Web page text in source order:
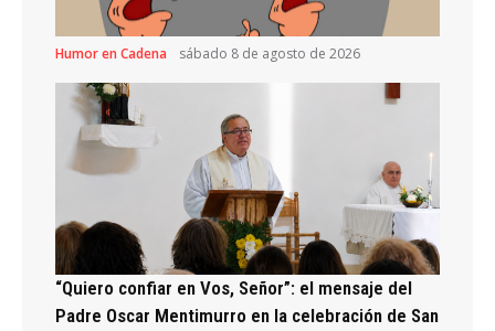
Humor en Cadena sábado 8 de agosto de 2026
“Quiero confiar en Vos, Señor”: el mensaje del
Padre Oscar Mentimurro en la celebración de San